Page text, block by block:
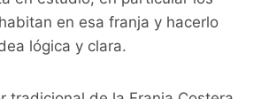
en esa franja y hacerlo
lógica y clara.